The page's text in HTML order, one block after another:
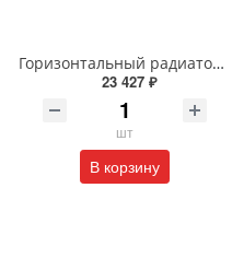
Горизонтальный радиатор с боковым подключением напольный Arbiola Gorizont Liner HZ 91554 150 х 28 см черный
23 427 ₽
шт
В корзину